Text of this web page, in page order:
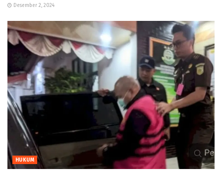
Desember 2, 2024
HUKUM